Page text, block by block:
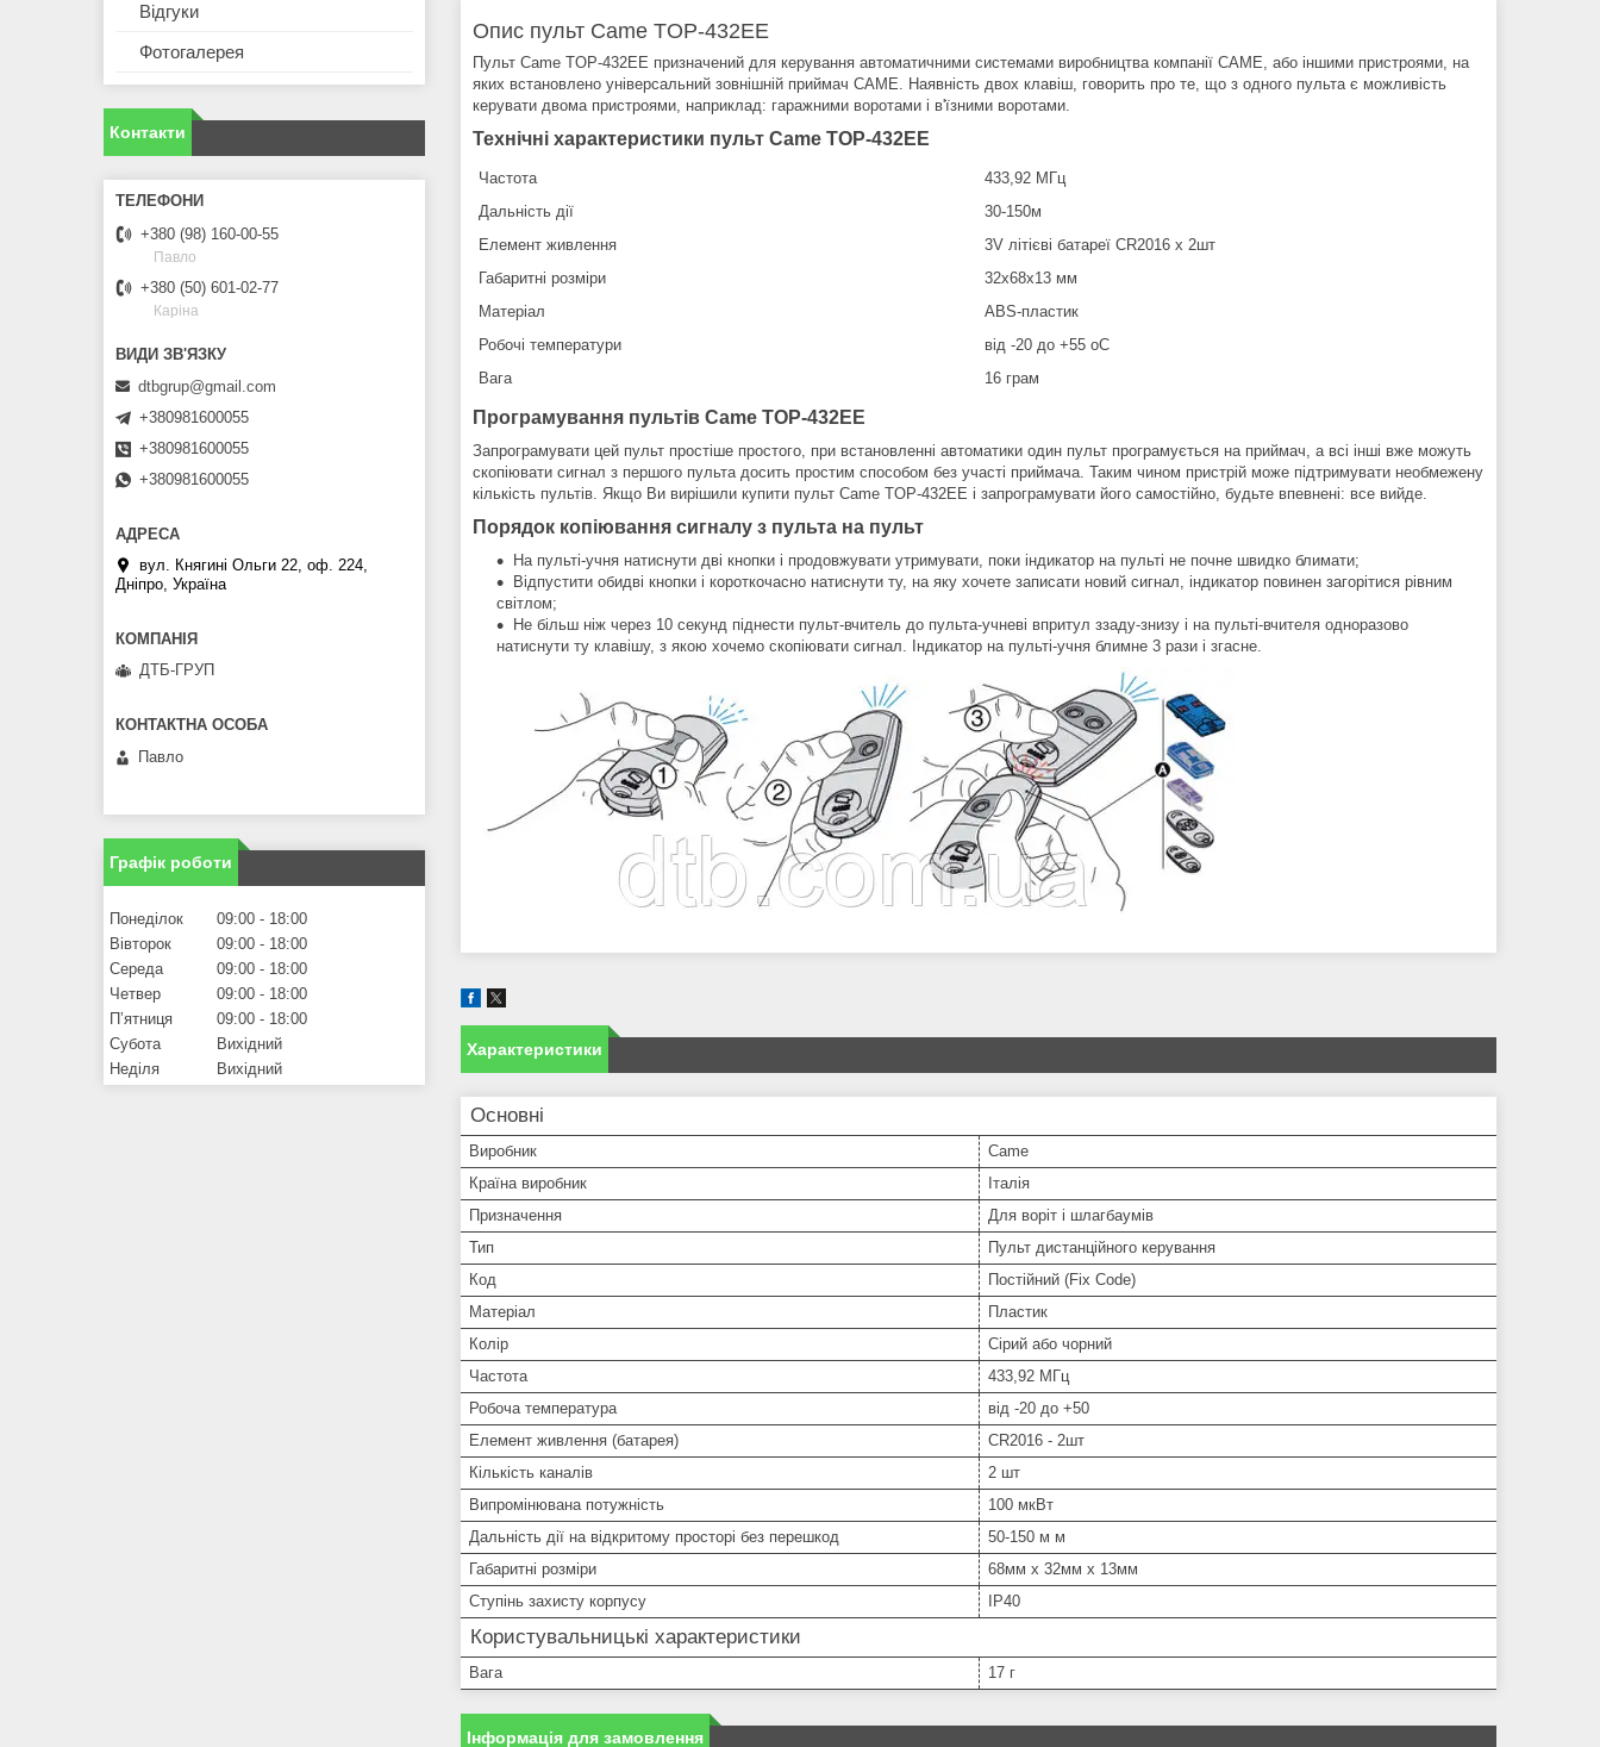
Опис пульт Came TOP-432EE
Пульт Came TOP-432EE призначений для керування автоматичними системами виробництва компанії CAME, або іншими пристроями, на
яких встановлено універсальний зовнішній приймач CAME. Наявність двох клавіш, говорить про те, що з одного пульта є можливість
керувати двома пристроями, наприклад: гаражними воротами і в'їзними воротами.
Технічні характеристики пульт Came TOP-432EE
Частота
433,92 МГц
Дальність дії
30-150м
Елемент живлення
3V літієві батареї CR2016 х 2шт
Габаритні розміри
32х68х13 мм
Матеріал
ABS-пластик
Робочі температури
від -20 до +55 оС
Вага
16 грам
Програмування пультів Came TOP-432EE
Запрограмувати цей пульт простіше простого, при встановленні автоматики один пульт програмується на приймач, а всі інші вже можуть
скопіювати сигнал з першого пульта досить простим способом без участі приймача. Таким чином пристрій може підтримувати необмежену
кількість пультів. Якщо Ви вирішили купити пульт Came TOP-432EE і запрограмувати його самостійно, будьте впевнені: все вийде.
Порядок копіювання сигналу з пульта на пульт
На пульті-учня натиснути дві кнопки і продовжувати утримувати, поки індикатор на пульті не почне швидко блимати;
Відпустити обидві кнопки і короткочасно натиснути ту, на яку хочете записати новий сигнал, індикатор повинен загорітися рівним
світлом;
Не більш ніж через 10 секунд піднести пульт-вчитель до пульта-учневі впритул ззаду-знизу і на пульті-вчителя одноразово
натиснути ту клавішу, з якою хочемо скопіювати сигнал. Індикатор на пульті-учня блимне 3 рази і згасне.
Характеристики
Основні
Виробник
Came
Країна виробник
Італія
Призначення
Для воріт і шлагбаумів
Тип
Пульт дистанційного керування
Код
Постійний (Fix Code)
Матеріал
Пластик
Колір
Сірий або чорний
Частота
433,92 МГц
Робоча температура
від -20 до +50
Елемент живлення (батарея)
CR2016 - 2шт
Кількість каналів
2 шт
Випромінювана потужність
100 мкВт
Дальність дії на відкритому просторі без перешкод
50-150 м м
Габаритні розміри
68мм х 32мм х 13мм
Ступінь захисту корпусу
IP40
Користувальницькі характеристики
Вага 17 г
Інформація для замовлення
Відгуки
Фотогалерея
Контакти
+380 (98) 160-00-55
Павло
+380 (50) 601-02-77
Каріна
dtbgrup@gmail.com
+380981600055
+380981600055
+380981600055
вул. Княгині Ольги 22, оф. 224,
Дніпро, Україна
ДТБ-ГРУП
Павло
Графік роботи
Понеділок 09:00
18:00
Вівторок
09:00
18:00
Середа
09:00
18:00
Четвер
09:00
18:00
Пʼятниця
09:00
18:00
Субота
Вихідний
Неділя
Вихідний